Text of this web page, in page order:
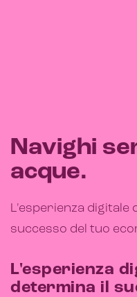
E-commerce
Marketplace integration
Payment gateway
Navighi
acque.
L'esperienza digitale
successo del tuo
L'esperienza
determina il